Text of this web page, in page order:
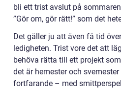
bli ett trist avslut på
”Gör om, gör rätt!” som det
Det gäller ju att även få tid
ledigheten. Trist vore det att
behöva rätta till ett projekt
det är hemester och
fortfarande – med